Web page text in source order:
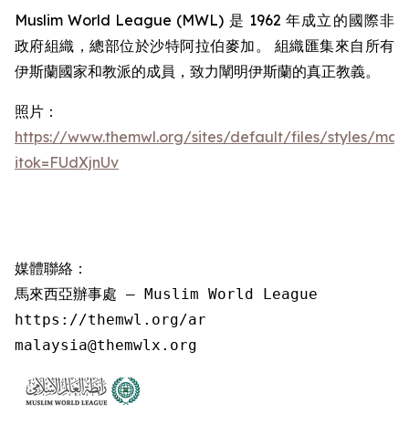
Muslim World League (MWL) 是 1962 年成立的國際非
政府組織，總部位於沙特阿拉伯麥加。 組織匯集來自所有
伊斯蘭國家和教派的成員，致力闡明伊斯蘭的真正教義。
照片：
https://www.themwl.org/sites/default/files/styles/
itok=FUdXjnUv
媒體聯絡：
馬來西亞辦事處 – Muslim World League
https://themwl.org/ar
malaysia@themwlx.org